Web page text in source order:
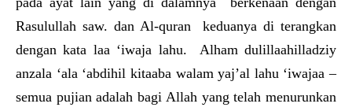
Rasulullah saw. dan Al-quran keduanya di terangkan
dengan kata laa ‘iwaja lahu. Alham dulillaahilladziy
anzala ‘ala ‘abdihil kitaaba walam yaj’al lahu ‘iwajaa –
semua pujian adalah bagi Allah yang telah menurunkan